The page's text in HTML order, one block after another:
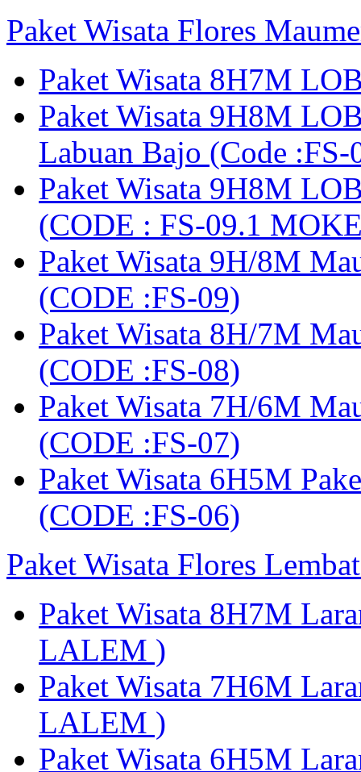
Paket Wisata Flores
Paket Wisata 8H7M
Paket Wisata 9H8M
Labuan Bajo (Code
Paket Wisata 9H8M
(CODE : FS-09.1
Paket Wisata 9H/8M
(CODE :FS-09)
Paket Wisata 8H/7M
(CODE :FS-08)
Paket Wisata 7H/6M
(CODE :FS-07)
Paket Wisata 6H5M
(CODE :FS-06)
Paket Wisata Flores
Paket Wisata 8H7M
LALEM )
Paket Wisata 7H6M
LALEM )
Paket Wisata 6H5M